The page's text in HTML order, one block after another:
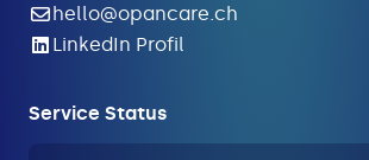
hello@opancare.ch
LinkedIn Profil
Service Status